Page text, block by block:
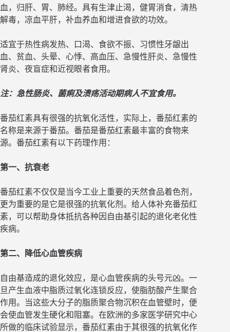
血，归肝、胃、肺经。具有生津止渴，健胃消食，清热
解毒，凉血平肝，补血养血和增进食欲的功效。
适宜于热性病发热、口渴、食欲不振、习惯性牙龈出
血、贫血、头晕、心悸、高血压、急慢性肝炎、急慢性
肾炎、夜盲症和近视眼者食用。
注：急性肠炎、菌痢及溃疡活动期病人不宜食用。
番茄红素具有很强的抗氧化活性，实际上，番茄红素的
名称是来源于番茄。番茄是番茄红素最丰富的食物来
源。番茄红素有以下药理作用：
第一、抗衰老
番茄红素不仅仅是当今工业上重要的天然食品着色剂，
更为重要的是它是很强的抗氧化剂。给人体补充番茄红
素，可以帮助身体抵抗各种因自由基引起的退化老化性
疾病。
第二、降低心血管疾病
自由基造成的退化效应，是心血管疾病的头号元凶。一
旦产生血液中脂质过氧化连锁反应，使脂肪酸产生聚合
作用。当这些大分子的脂质聚合物沉积在血管壁时，便
会使血管发生硬化和阻塞。在欧洲的多家医学研究中心
所做的临床试验显示，番茄红素由于其很强的抗氧化作